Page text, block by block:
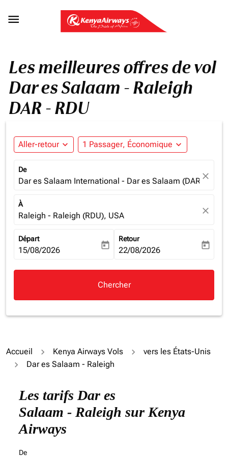

Les meilleures offres de vol
Dar es Salaam - Raleigh
DAR - RDU
Aller-retour expand_more 1 Passager, Économique expand_more
De
Dar es Salaam International - Dar es Salaam (DAR),close
À
Raleigh - Raleigh (RDU), USA close
Départ
fc-booking-departure-date-aria-label
15/08/2026 today
Retour
fc-booking-return-date-aria-
22/08/2026 today
Chercher
Accueil Kenya Airways Vols
vers les États-Unis
Dar es Salaam - Raleigh
Les tarifs Dar es
Salaam - Raleigh sur Kenya
Airways
De
Essayez de mettre à jour votre itinéraire (origine et/